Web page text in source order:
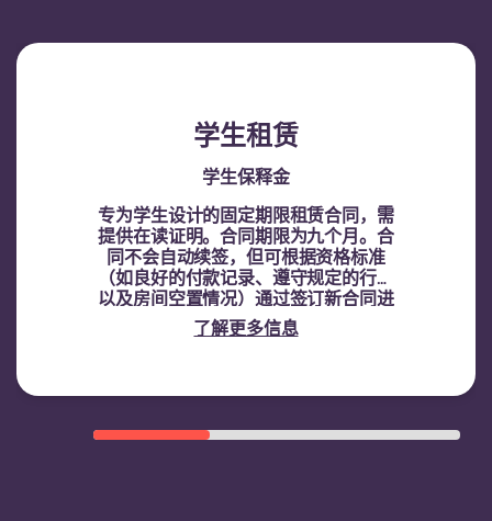
学生租赁
学生保释金
专为学生设计的固定期限租赁合同，需
提供在读证明。合同期限为九个月。合
同不会自动续签，但可根据资格标准
（如良好的付款记录、遵守规定的行为
以及房间空置情况）通过签订新合同进
行续租。
了解更多信息